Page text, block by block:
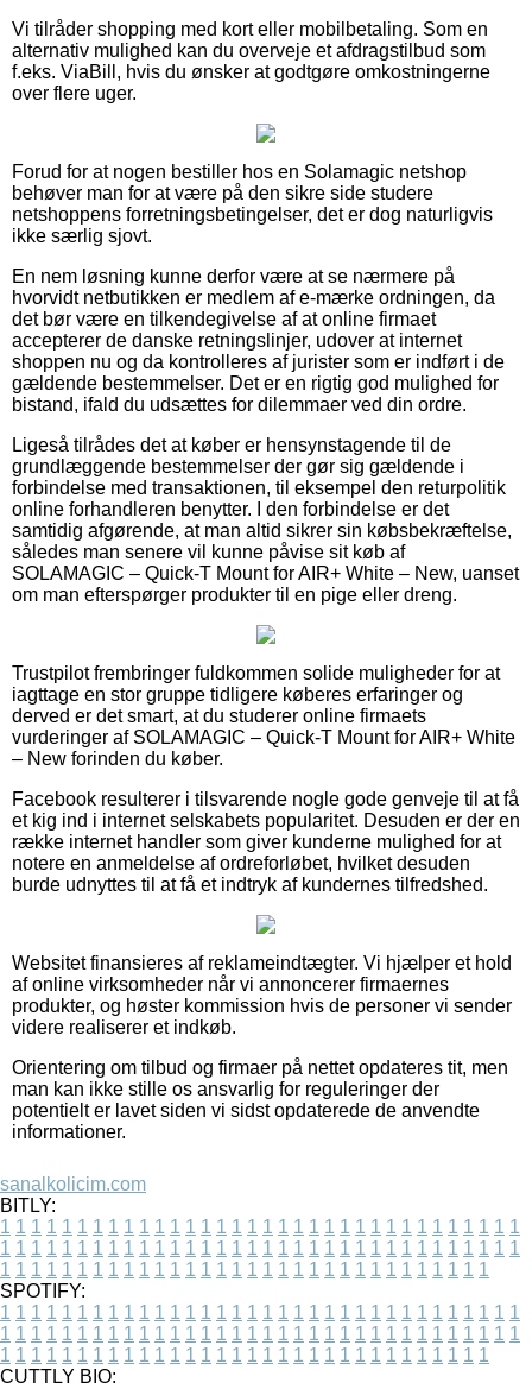
Vi tilråder shopping med kort eller mobilbetaling. Som en
alternativ mulighed kan du overveje et afdragstilbud som
f.eks. ViaBill, hvis du ønsker at godtgøre omkostningerne
over flere uger.
Forud for at nogen bestiller hos en Solamagic netshop
behøver man for at være på den sikre side studere
netshoppens forretningsbetingelser, det er dog naturligvis
ikke særlig sjovt.
En nem løsning kunne derfor være at se nærmere på
hvorvidt netbutikken er medlem af e-mærke ordningen, da
det bør være en tilkendegivelse af at online firmaet
accepterer de danske retningslinjer, udover at internet
shoppen nu og da kontrolleres af jurister som er indført i de
gældende bestemmelser. Det er en rigtig god mulighed for
bistand, ifald du udsættes for dilemmaer ved din ordre.
Ligeså tilrådes det at køber er hensynstagende til de
grundlæggende bestemmelser der gør sig gældende i
forbindelse med transaktionen, til eksempel den returpolitik
online forhandleren benytter. I den forbindelse er det
samtidig afgørende, at man altid sikrer sin købsbekræftelse,
således man senere vil kunne påvise sit køb af
SOLAMAGIC – Quick-T Mount for AIR+ White – New, uanset
om man efterspørger produkter til en pige eller dreng.
Trustpilot frembringer fuldkommen solide muligheder for at
iagttage en stor gruppe tidligere køberes erfaringer og
derved er det smart, at du studerer online firmaets
vurderinger af SOLAMAGIC – Quick-T Mount for AIR+ White
– New forinden du køber.
Facebook resulterer i tilsvarende nogle gode genveje til at få
et kig ind i internet selskabets popularitet. Desuden er der en
række internet handler som giver kunderne mulighed for at
notere en anmeldelse af ordreforløbet, hvilket desuden
burde udnyttes til at få et indtryk af kundernes tilfredshed.
Websitet finansieres af reklameindtægter. Vi hjælper et hold
af online virksomheder når vi annoncerer firmaernes
produkter, og høster kommission hvis de personer vi sender
videre realiserer et indkøb.
Orientering om tilbud og firmaer på nettet opdateres tit, men
man kan ikke stille os ansvarlig for reguleringer der
potentielt er lavet siden vi sidst opdaterede de anvendte
informationer.
sanalkolicim.com
BITLY:
1 1 1 1 1 1 1 1 1 1 1 1 1 1 1 1 1 1 1 1 1 1 1 1 1 1 1 1 1 1 1 1 1 1
1 1 1 1 1 1 1 1 1 1 1 1 1 1 1 1 1 1 1 1 1 1 1 1 1 1 1 1 1 1 1 1 1 1
1 1 1 1 1 1 1 1 1 1 1 1 1 1 1 1 1 1 1 1 1 1 1 1 1 1 1 1 1 1 1 1
SPOTIFY:
1 1 1 1 1 1 1 1 1 1 1 1 1 1 1 1 1 1 1 1 1 1 1 1 1 1 1 1 1 1 1 1 1 1
1 1 1 1 1 1 1 1 1 1 1 1 1 1 1 1 1 1 1 1 1 1 1 1 1 1 1 1 1 1 1 1 1 1
1 1 1 1 1 1 1 1 1 1 1 1 1 1 1 1 1 1 1 1 1 1 1 1 1 1 1 1 1 1 1 1
CUTTLY BIO: